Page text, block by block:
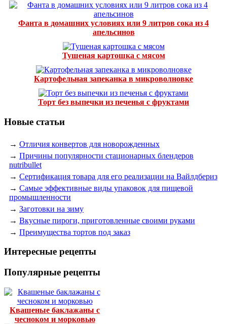
Фанта в домашних условиях или 9 литров сока из 4
апельсинов
Тушеная картошка с мясом
Картофельная запеканка в микроволновке
Торт без выпечки из печенья с фруктами
Новые статьи
→ Отличия конвертов для новорожденных
→ Причины популярности стационарных блендеров
nutribullet
→ Сертификация товара для его реализации на Вайлдбериз
→ Самые эффективные виды упаковок для пищевой
промышленности
→ Заготовки на зиму
→ Вкусные пироги, приготовленные своими руками
→ Преимущества тортов под заказ
Интересные рецепты
Популярные рецепты
Квашеные баклажаны с
чесноком и морковью